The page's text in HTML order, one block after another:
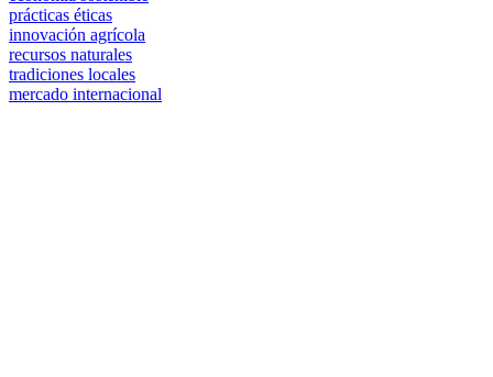
prácticas éticas
innovación agrícola
recursos naturales
tradiciones locales
mercado internacional